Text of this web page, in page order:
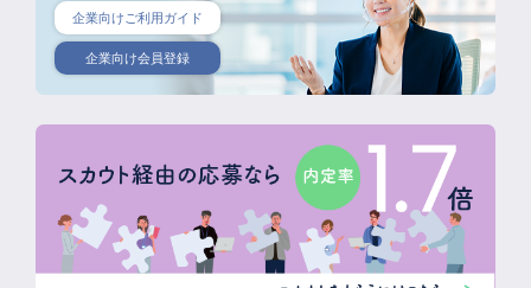
企業向けご利用ガイド
企業向け会員登録